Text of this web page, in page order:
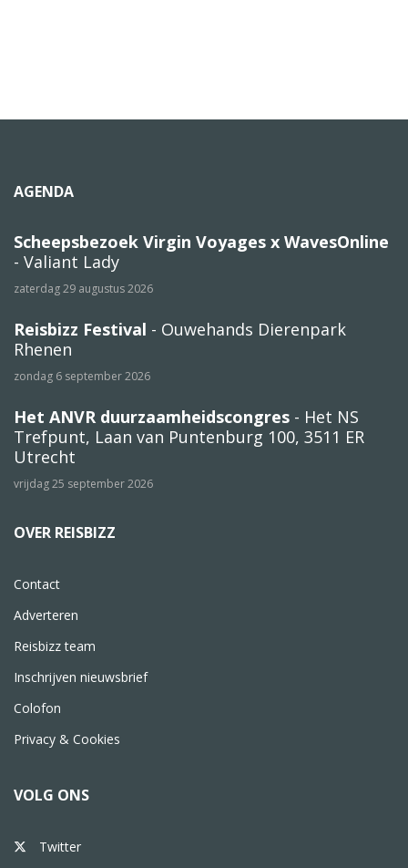
AGENDA
Scheepsbezoek Virgin Voyages x WavesOnline
- Valiant Lady
zaterdag 29 augustus 2026
Reisbizz Festival - Ouwehands Dierenpark
Rhenen
zondag 6 september 2026
Het ANVR duurzaamheidscongres - Het NS
Trefpunt, Laan van Puntenburg 100, 3511 ER
Utrecht
vrijdag 25 september 2026
OVER REISBIZZ
Contact
Adverteren
Reisbizz team
Inschrijven nieuwsbrief
Colofon
Privacy & Cookies
VOLG ONS
Twitter